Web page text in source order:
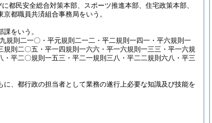
都民安全総合対策本部、スポーツ推進本部、住宅政策本部、
都職員共済組合事務局をいう。
をいう。
規則二一〇・平元規則二一二・平二規則一四一・平六規則一
則二〇五・平一四規則一六六・平一六規則一三三・平一六規
平二〇規則一五三・平二一規則三八・平二二規則六八・平三
、都行政の担当者として業務の遂行上必要な知識及び技能を